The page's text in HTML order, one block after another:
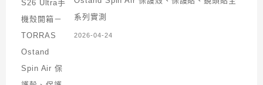
系列實測
2026-04-24